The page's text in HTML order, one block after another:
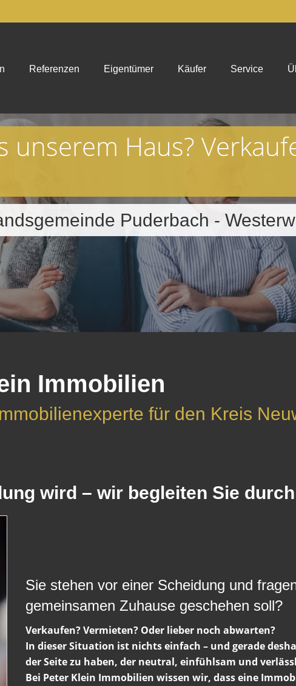
Referenzen Eigentümer Käufer Service
unserem Haus?
Puderbach -
Immobilien
für den Kreis
wird – wir begleiten Sie
Sie stehen vor einer Scheidung und
gemeinsamen Zuhause geschehen soll?
Verkaufen? Vermieten? Oder lieber noch abwarten?
In dieser Situation ist nichts einfach – und gerade
der Seite zu haben, der neutral, einfühlsam und
Bei Peter Klein Immobilien wissen wir, dass eine